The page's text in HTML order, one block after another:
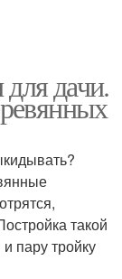
дачи.
такой
пару тройку